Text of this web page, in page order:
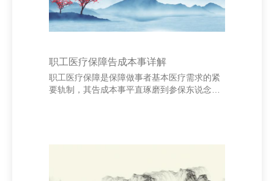
职工医疗保障告成本事详解
职工医疗保障是保障做事者基本医疗需求的紧
要轨制，其告成本事平直琢磨到参保东说念主
需要本事进行信息录入和审核。部分单元会在